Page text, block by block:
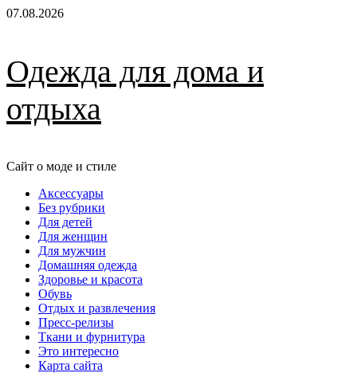
Перейти
07.08.2026
Одежда для дома и
отдыха
Сайт о моде и стиле
Основное
меню
Аксессуары
Без рубрики
Для детей
Для женщин
Для мужчин
Домашняя одежда
Здоровье и красота
Обувь
Отдых и развлечения
Пресс-релизы
Ткани и фурнитура
Это интересно
Карта сайта